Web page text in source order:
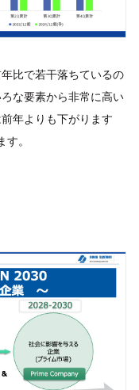
比で若干落ちているの
な要素から非常に高い
年よりも下がります
。